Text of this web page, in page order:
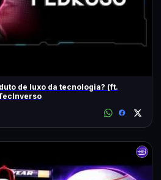
de luxo da tecnologia? (ft.